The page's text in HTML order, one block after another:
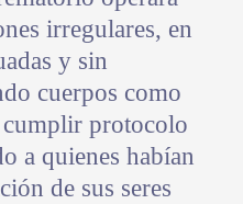
irregulares, en
y sin
cuerpos como
cumplir protocolo
a quienes habían
de sus seres